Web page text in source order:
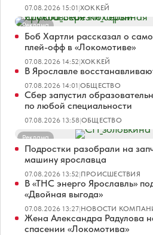
07.08.2026 15:01|ХОККЕЙ
Реклама
Боб Хартли рассказал о
плей-офф в «Локомотиве»
07.08.2026 14:52|ХОККЕЙ
В Ярославле
07.08.2026 14:01|ОБЩЕСТВО
Сбер запустил
по любой специальности
07.08.2026 13:58|ОБЩЕСТВО
Реклама
Подростки разобрали на
машину ярославца
07.08.2026 13:52|ПРОИСШЕСТВИЯ
В «ТНС энерго Ярославль»
«Двойная выгода»
07.08.2026 13:27|НОВОСТИ
Жена Александра Радулова
спасении «Локомотива»